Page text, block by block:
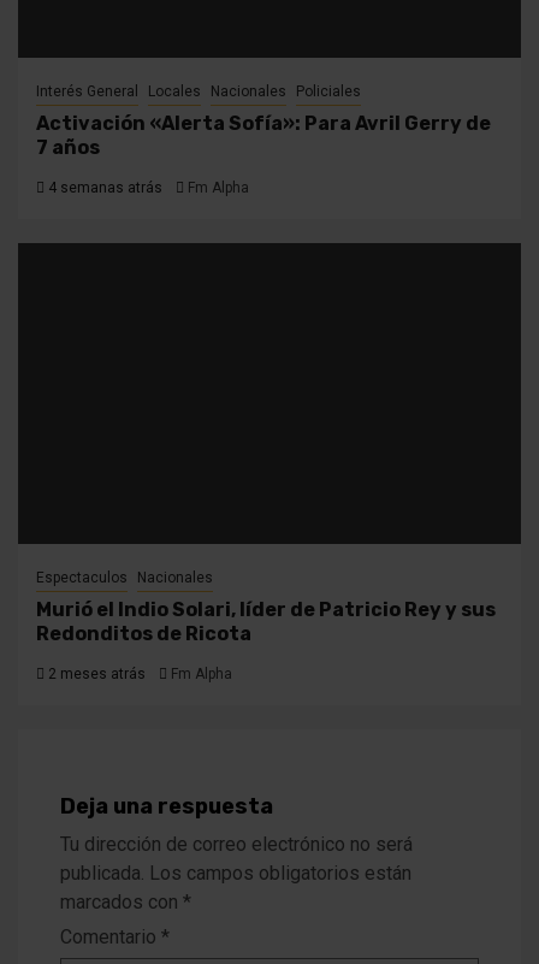
Interés General Locales Nacionales Policiales
Activación «Alerta Sofía»: Para Avril Gerry de
7 años
4 semanas atrás Fm Alpha
Espectaculos Nacionales
Murió el Indio Solari, líder de Patricio Rey y sus
Redonditos de Ricota
2 meses atrás Fm Alpha
Deja una respuesta
Tu dirección de correo electrónico no será
publicada. Los campos obligatorios están
marcados con *
Comentario *